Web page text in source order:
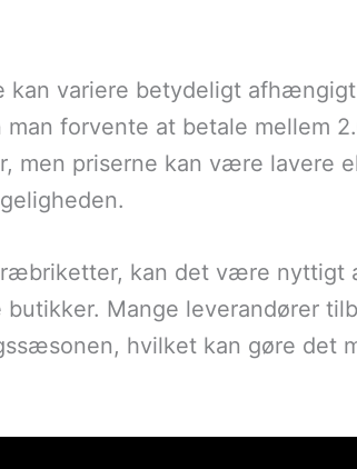
kan variere betydeligt
forvente at betale mellem
men priserne kan være lavere
kan det være nyttigt
Mange leverandører
hvilket kan gøre det